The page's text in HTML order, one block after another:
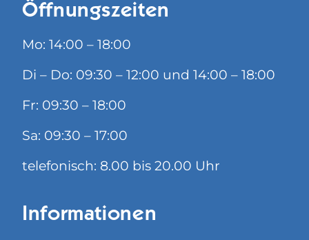
Öffnungszeiten
Mo: 14:00 – 18:00
Di – Do: 09:30 – 12:00 und 14:00 – 18:00
Fr: 09:30 – 18:00
Sa: 09:30 – 17:00
telefonisch: 8.00 bis 20.00 Uhr
Informationen